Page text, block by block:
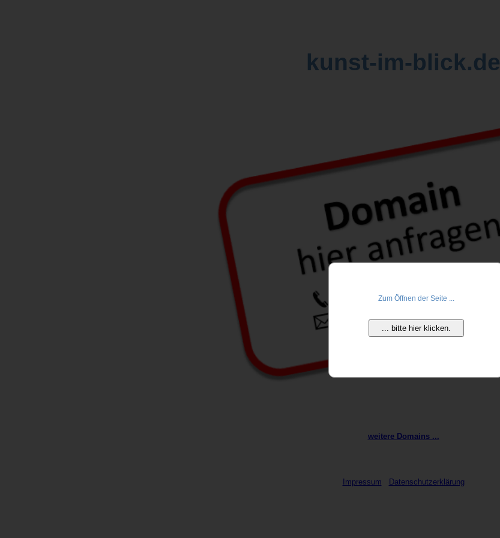
kunst-im-blick.de
weitere Domains ...
Impressum Datenschutzerklärung
Zum Öffnen der Seite ...
... bitte hier klicken.